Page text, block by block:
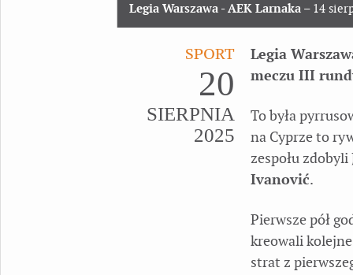
Legia Warszawa - AEK Larnaka – 14
SPORT
20
SIERPNIA
2025
Legia
meczu III
To była
na Cyprze to
zespołu zdobyli
Ivanović.
Pierwsze pół
kreowali
strat z